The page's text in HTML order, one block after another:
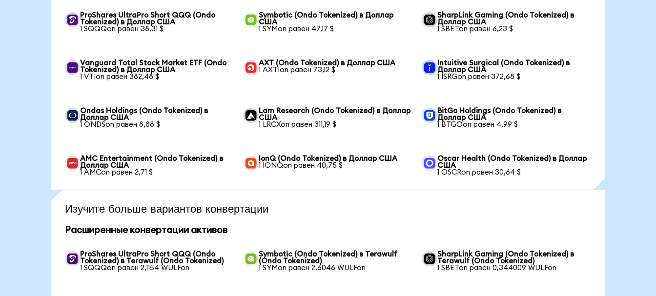
ProShares UltraPro Short QQQ (Ondo
Tokenized) в Доллар США
1 SQQQon равен 38,31 $
Symbotic (Ondo Tokenized) в Доллар
США
1 SYMon равен 47,17 $
SharpLink Gaming (Ondo Tokenized) в
Доллар США
1 SBETon равен 6,23 $
Vanguard Total Stock Market ETF (Ondo
Tokenized) в Доллар США
1 VTIon равен 382,48 $
AXT (Ondo Tokenized) в Доллар США
1 AXTIon равен 73,12 $
Intuitive Surgical (Ondo Tokenized) в
Доллар США
1 ISRGon равен 372,68 $
Ondas Holdings (Ondo Tokenized) в
Доллар США
1 ONDSon равен 8,88 $
Lam Research (Ondo Tokenized) в Доллар
США
1 LRCXon равен 311,19 $
BitGo Holdings (Ondo Tokenized) в
Доллар США
1 BTGOon равен 4,99 $
AMC Entertainment (Ondo Tokenized) в
Доллар США
1 AMCon равен 2,71 $
IonQ (Ondo Tokenized) в Доллар США
1 IONQon равен 40,75 $
Oscar Health (Ondo Tokenized) в Доллар
США
1 OSCRon равен 30,64 $
Изучите больше вариантов конвертации
Расширенные конвертации активов
ProShares UltraPro Short QQQ (Ondo
Tokenized) в Terawulf (Ondo Tokenized)
1 SQQQon равен 2,1154 WULFon
Symbotic (Ondo Tokenized) в Terawulf
(Ondo Tokenized)
1 SYMon равен 2,6046 WULFon
SharpLink Gaming (Ondo Tokenized) в
Terawulf (Ondo Tokenized)
1 SBETon равен 0,344009 WULFon